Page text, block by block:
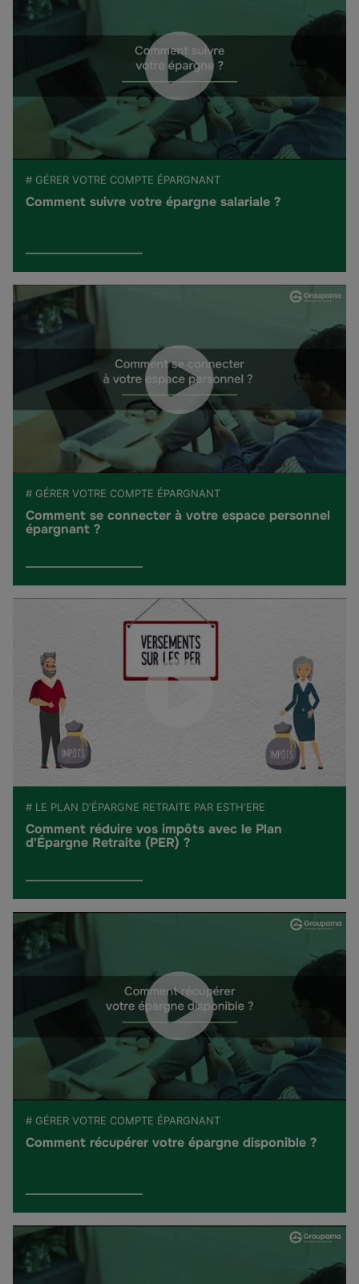
# GÉRER VOTRE COMPTE ÉPARGNANT
Comment suivre votre épargne salariale ?
# GÉRER VOTRE COMPTE ÉPARGNANT
Comment se connecter à votre espace personnel
épargnant ?
# LE PLAN D'ÉPARGNE RETRAITE PAR ESTH'ERE
Comment réduire vos impôts avec le Plan
d'Épargne Retraite (PER) ?
# GÉRER VOTRE COMPTE ÉPARGNANT
Comment récupérer votre épargne disponible ?